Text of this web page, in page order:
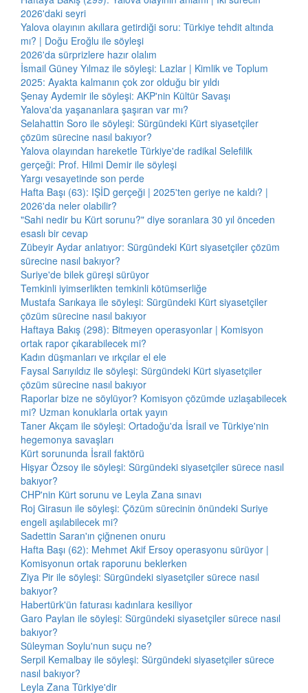
2026'daki seyri
Yalova olayının akıllara getirdiği soru: Türkiye tehdit altında
mı? | Doğu Eroğlu ile söyleşi
2026'da sürprizlere hazır olalım
İsmail Güney Yılmaz ile söyleşi: Lazlar | Kimlik ve Toplum
2025: Ayakta kalmanın çok zor olduğu bir yıldı
Şenay Aydemir ile söyleşi: AKP'nin Kültür Savaşı
Yalova'da yaşananlara şaşıran var mı?
Selahattin Soro ile söyleşi: Sürgündeki Kürt siyasetçiler
çözüm sürecine nasıl bakıyor?
Yalova olayından hareketle Türkiye'de radikal Selefilik
gerçeği: Prof. Hilmi Demir ile söyleşi
Yargı vesayetinde son perde
Hafta Başı (63): IŞİD gerçeği | 2025'ten geriye ne kaldı? |
2026'da neler olabilir?
"Sahi nedir bu Kürt sorunu?" diye soranlara 30 yıl önceden
esaslı bir cevap
Zübeyir Aydar anlatıyor: Sürgündeki Kürt siyasetçiler çözüm
sürecine nasıl bakıyor?
Suriye'de bilek güreşi sürüyor
Temkinli iyimserlikten temkinli kötümserliğe
Mustafa Sarıkaya ile söyleşi: Sürgündeki Kürt siyasetçiler
çözüm sürecine nasıl bakıyor
Haftaya Bakış (298): Bitmeyen operasyonlar | Komisyon
ortak rapor çıkarabilecek mi?
Kadın düşmanları ve ırkçılar el ele
Faysal Sarıyıldız ile söyleşi: Sürgündeki Kürt siyasetçiler
çözüm sürecine nasıl bakıyor
Raporlar bize ne söylüyor? Komisyon çözümde uzlaşabilecek
mi? Uzman konuklarla ortak yayın
Taner Akçam ile söyleşi: Ortadoğu'da İsrail ve Türkiye'nin
hegemonya savaşları
Kürt sorununda İsrail faktörü
Hişyar Özsoy ile söyleşi: Sürgündeki siyasetçiler sürece nasıl
bakıyor?
CHP'nin Kürt sorunu ve Leyla Zana sınavı
Roj Girasun ile söyleşi: Çözüm sürecinin önündeki Suriye
engeli aşılabilecek mi?
Sadettin Saran'ın çiğnenen onuru
Hafta Başı (62): Mehmet Akif Ersoy operasyonu sürüyor |
Komisyonun ortak raporunu beklerken
Ziya Pir ile söyleşi: Sürgündeki siyasetçiler sürece nasıl
bakıyor?
Habertürk'ün faturası kadınlara kesiliyor
Garo Paylan ile söyleşi: Sürgündeki siyasetçiler sürece nasıl
bakıyor?
Süleyman Soylu'nun suçu ne?
Serpil Kemalbay ile söyleşi: Sürgündeki siyasetçiler sürece
nasıl bakıyor?
Leyla Zana Türkiye'dir